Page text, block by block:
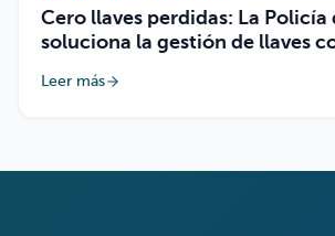
Cero llaves perdidas: La Policía
soluciona la gestión de llaves
Leer más